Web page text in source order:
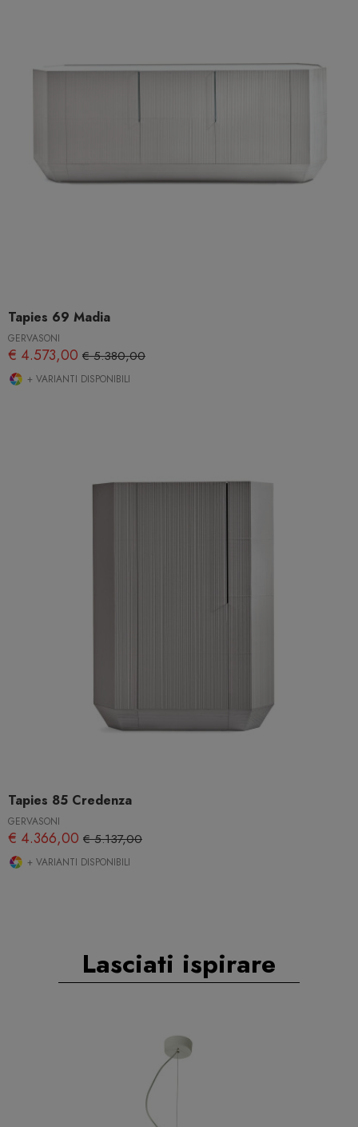
Tapies 69 Madia
GERVASONI
€ 4.573,00 € 5.380,00
+ VARIANTI DISPONIBILI
Tapies 85 Credenza
GERVASONI
€ 4.366,00 € 5.137,00
+ VARIANTI DISPONIBILI
Lasciati ispirare